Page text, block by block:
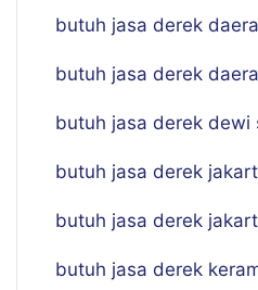
butuh jasa derek
butuh jasa derek
butuh jasa derek dewi
butuh jasa derek
butuh jasa derek
butuh jasa derek